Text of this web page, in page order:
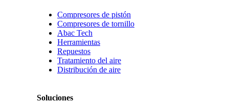
Compresores de pistón
Compresores de tornillo
Abac Tech
Herramientas
Repuestos
Tratamiento del aire
Distribución de aire
Soluciones